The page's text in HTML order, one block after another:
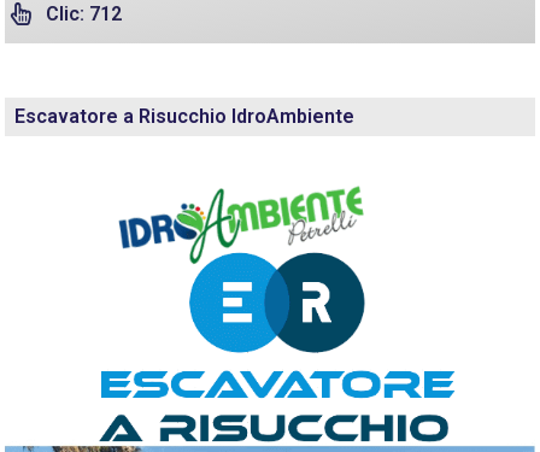
Clic: 712
Escavatore a Risucchio IdroAmbiente